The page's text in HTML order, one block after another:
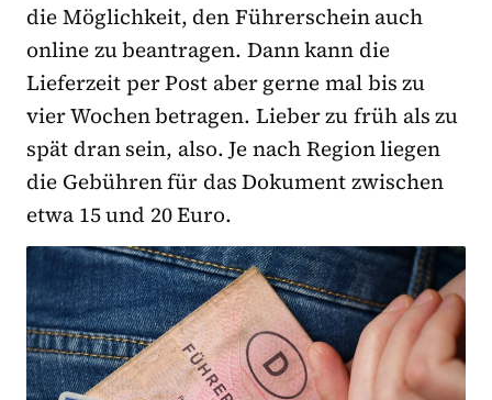
die Möglichkeit, den Führerschein auch
online zu beantragen. Dann kann die
Lieferzeit per Post aber gerne mal bis zu
vier Wochen betragen. Lieber zu früh als zu
spät dran sein, also. Je nach Region liegen
die Gebühren für das Dokument zwischen
etwa 15 und 20 Euro.